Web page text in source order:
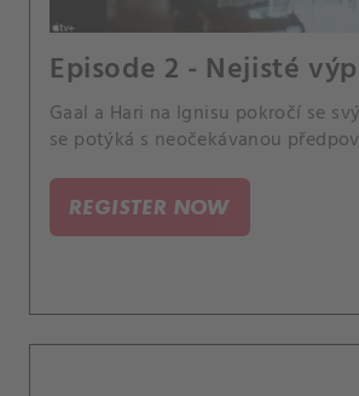
Episode 2 - Nejisté
Gaal a Hari na Ignisu pokročí se
se potýká s neočekávanou
REGISTER NOW